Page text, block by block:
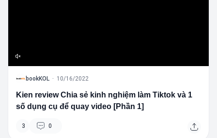
B bookKOL · 10/16/2022
Kien review Chia sẻ kinh nghiệm làm Tiktok và 1
số dụng cụ để quay video [Phần 1]
3 0